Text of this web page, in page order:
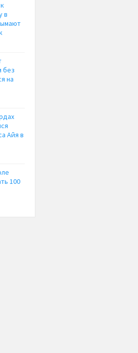
в
без
на
Айя в
100